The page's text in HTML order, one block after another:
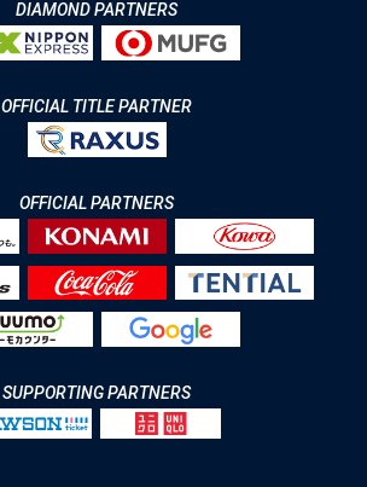
DIAMOND PARTNERS
OFFICIAL TITLE PARTNER
OFFICIAL PARTNERS
SUPPORTING PARTNERS